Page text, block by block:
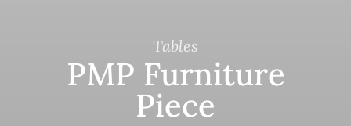
Tables
PMP Furniture
Piece